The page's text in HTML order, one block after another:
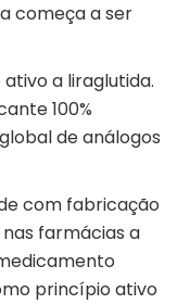
começa a ser
a liraglutida.
100%
de análogos
com fabricação
farmácias a
princípio ativo